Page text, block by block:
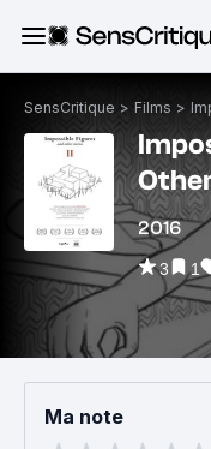
SensCritique > Films >
2016
3 1
Ma note